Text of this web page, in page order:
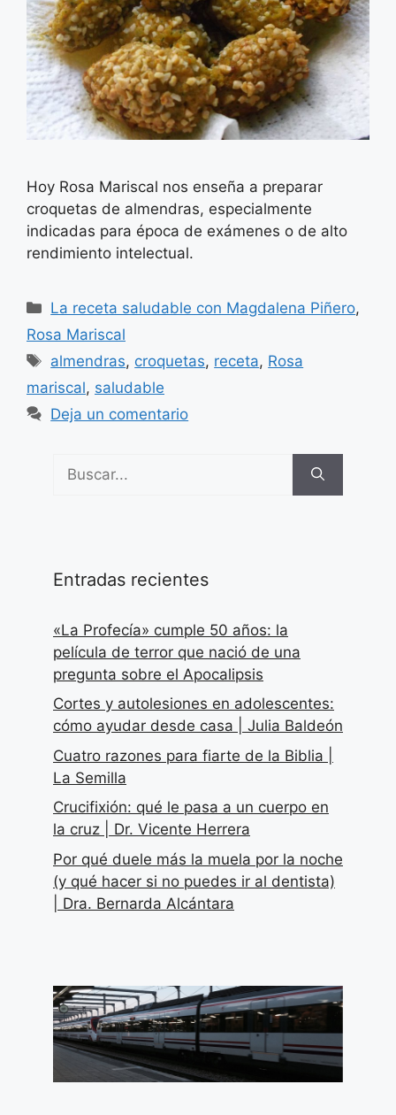
Hoy Rosa Mariscal nos enseña a preparar
croquetas de almendras, especialmente
indicadas para época de exámenes o de alto
rendimiento intelectual.
Categorías
La receta saludable con Magdalena Piñero,
Rosa Mariscal
Etiquetas
almendras, croquetas, receta, Rosa
mariscal, saludable
Deja un comentario
Entradas recientes
«La Profecía» cumple 50 años: la
película de terror que nació de una
pregunta sobre el Apocalipsis
Cortes y autolesiones en adolescentes:
cómo ayudar desde casa | Julia Baldeón
Cuatro razones para fiarte de la Biblia |
La Semilla
Crucifixión: qué le pasa a un cuerpo en
la cruz | Dr. Vicente Herrera
Por qué duele más la muela por la noche
(y qué hacer si no puedes ir al dentista)
| Dra. Bernarda Alcántara